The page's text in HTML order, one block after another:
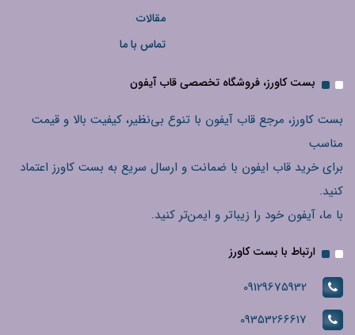
مقالات
تماس با ما
بست کاورز، فروشگاه تخصصی قاب آیفون
بست کاورز، مرجع قاب آیفون با تنوع بی‌نظیر، کیفیت بالا و قیمت
مناسب
برای خرید قاب ایفون با ضمانت و ارسال سریع به بست کاورز اعتماد
کنید.
با ما، آیفون خود را زیباتر و ایمن‌تر کنید.
ارتباط با بست کاورز
09129675932
09353266617